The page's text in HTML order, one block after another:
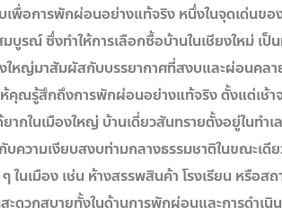
พื่อการพักผ่อนอย่างแท้จริง หนึ่งในจุดเด่นขอ
รณ์ ซึ่งทำให้การเลือกซื้อบ้านในเชียงใหม่ เ
ใหญ่มาสัมผัสกับบรรยากาศที่สงบและผ่อนคล
ห้คุณรู้สึกถึงการพักผ่อนอย่างแท้จริง ตั้งแต่เช้
ากในเมืองใหญ่ บ้านเดี่ยวสันทรายตั้งอยู่ในทำเ
ความเงียบสงบท่ามกลางธรรมชาติในขณะเดี
นเมือง เช่น ห้างสรรพสินค้า โรงเรียน หรือส
ะดวกสบายทั้งในด้านการพักผ่อนและการดำเ